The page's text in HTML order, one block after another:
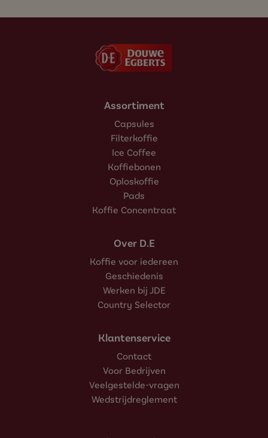
Assortiment
Capsules
Filterkoffie
Ice Coffee
Koffiebonen
Oploskoffie
Pads
Koffie Concentraat
Over D.E
Koffie voor iedereen
Geschiedenis
Werken bij JDE
Country Selector
Klantenservice
Contact
Voor Bedrijven
Veelgestelde-vragen
Wedstrijdreglement